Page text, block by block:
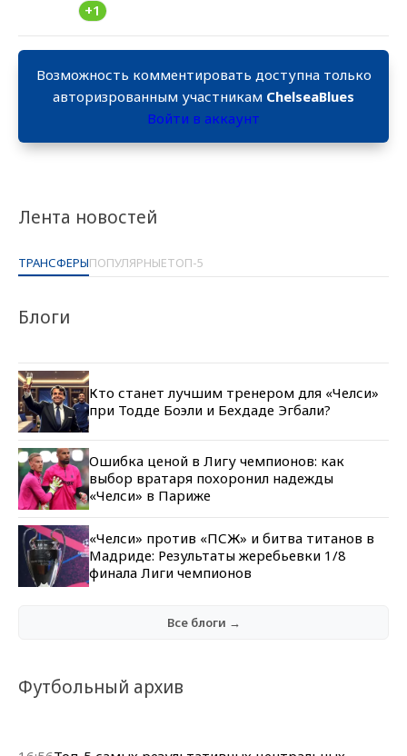
Лента новостей
ТРАНСФЕРЫПОПУЛЯРНЫЕТОП-5
Блоги
Кто станет лучшим тренером для «Челси»
при Тодде Боэли и Бехдаде Эгбали?
Ошибка ценой в Лигу чемпионов: как
выбор вратаря похоронил надежды
«Челси» в Париже
«Челси» против «ПСЖ» и битва титанов в
Мадриде: Результаты жеребьевки 1/8
финала Лиги чемпионов
Все блоги →
Футбольный архив
+1
Возможность комментировать доступна только
авторизрованным участникам ChelseaBlues
Войти в аккаунт